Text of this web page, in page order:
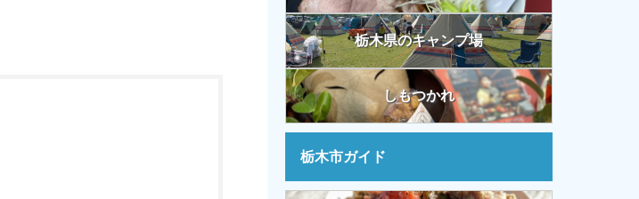
栃木県のキャンプ場
しもつかれ
栃木市ガイド